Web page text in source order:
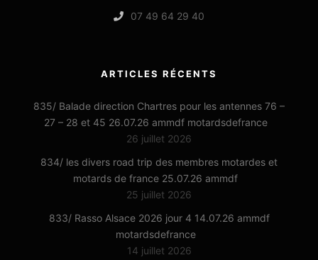
07 49 64 29 40
ARTICLES RÉCENTS
835/ Balade direction Chartres pour les antennes 76 –
27 – 28 et 45 26.07.26 ammdf motardsdefrance
26 juillet 2026
834/ les divers road trip des membres motardes et
motards de france 25.07.26 ammdf
25 juillet 2026
833/ Rasso Alsace 2026 jour 4 14.07.26 ammdf
motardsdefrance
14 juillet 2026